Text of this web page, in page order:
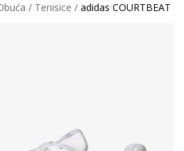
Tenisice adidas COURTBEAT